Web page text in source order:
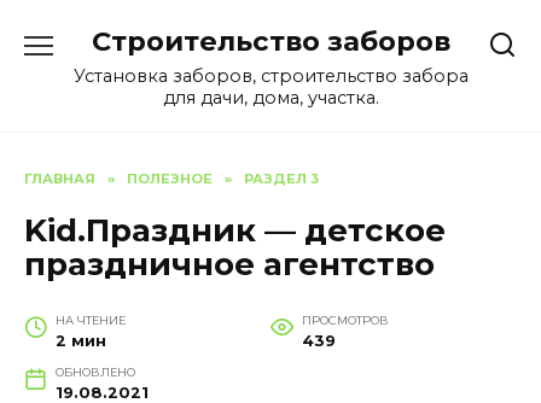
содержанию
Строительство заборов
Установка заборов, строительство забора
для дачи, дома, участка.
ГЛАВНАЯ » ПОЛЕЗНОЕ » РАЗДЕЛ 3
Kid.Праздник — детское
праздничное агентство
НА ЧТЕНИЕ
2 мин
ПРОСМОТРОВ
439
ОБНОВЛЕНО
19.08.2021